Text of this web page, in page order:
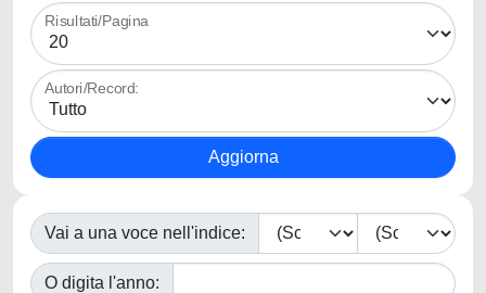
Risultati/Pagina
Autori/Record:
Vai a una voce nell'indice:
O digita l'anno: